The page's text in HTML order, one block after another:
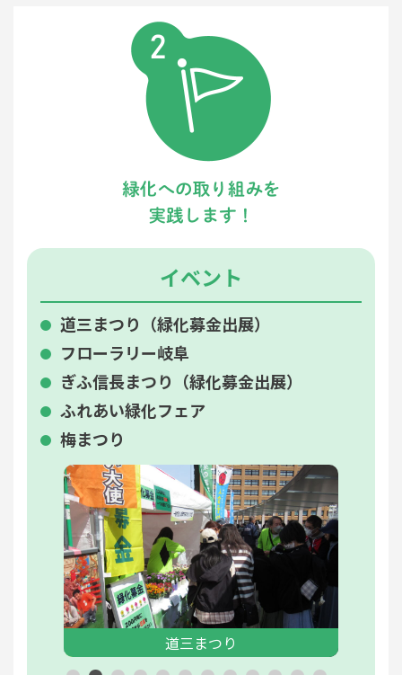
イベント
道三まつり（緑化募金出展）
フローラリー岐阜
ぎふ信長まつり（緑化募金出展）
ふれあい緑化フェア
梅まつり
道三まつり